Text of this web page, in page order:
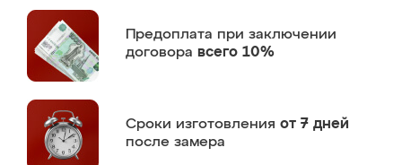
Предоплата при заключении
договора всего 10%
Сроки изготовления от 7 дней
после замера